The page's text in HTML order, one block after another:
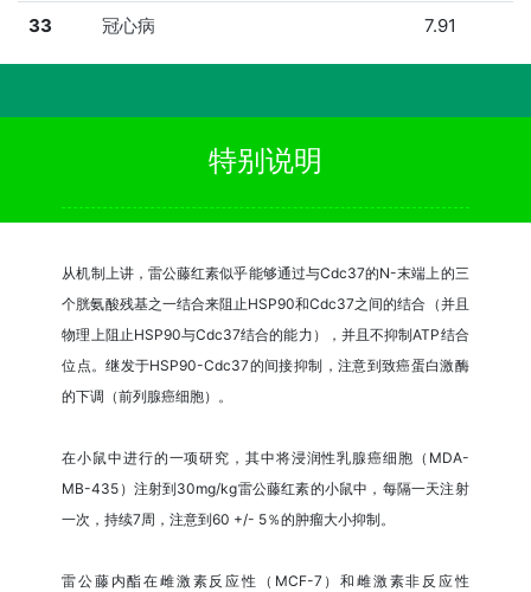
33 冠心病 7.91
特别说明
从机制上讲，雷公藤红素似乎能够通过与Cdc37的N-末端上的三
个胱氨酸残基之一结合来阻止HSP90和Cdc37之间的结合（并且
物理上阻止HSP90与Cdc37结合的能力），并且不抑制ATP结合
位点。继发于HSP90-Cdc37的间接抑制，注意到致癌蛋白激酶
的下调（前列腺癌细胞）。
在小鼠中进行的一项研究，其中将浸润性乳腺癌细胞（MDA-
MB-435）注射到30mg/kg雷公藤红素的小鼠中，每隔一天注射
一次，持续7周，注意到60 +/- 5％的肿瘤大小抑制。
雷公藤内酯在雌激素反应性（MCF-7）和雌激素非反应性